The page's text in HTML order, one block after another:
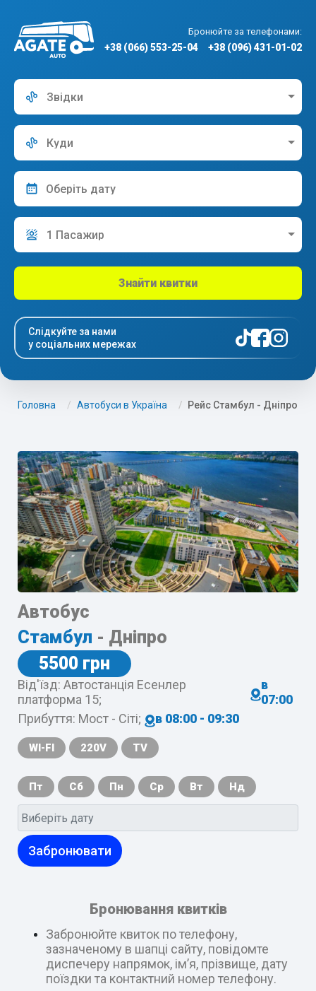
Бронюйте за телефонами:
+38 (066) 553-25-04 +38 (096) 431-01-02
Звідки
Куди
1 Пасажир
Знайти квитки
Слідкуйте за нами
у соціальних мережах
Головна Автобуси в Україна Рейс Стамбул - Дніпро
Автобус
Стамбул - Дніпро
5500 грн
Від'їзд: Автостанція Есенлер
платформа 15;
в
07:00
Прибуття: Мост - Сіті;
в 08:00 - 09:30
WI-FI 220V TV
Пт Сб Пн Ср Вт Нд
Забронювати
Бронювання квитків
Забронюйте квиток по телефону,
зазначеному в шапці сайту, повідомте
диспечеру напрямок, ім’я, прізвище, дату
поїздки та контактний номер телефону.